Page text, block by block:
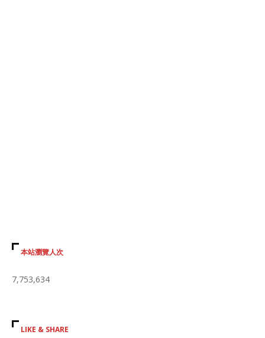
本站瀏覽人次
7,753,634
LIKE & SHARE